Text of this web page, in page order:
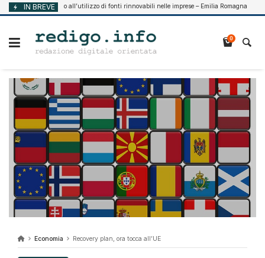
Vai
al
IN BREVE
Supporto all’utilizzo di fonti rinnovabili nelle imprese – Emilia Romagna
0
Economia Recovery plan, ora tocca all’UE